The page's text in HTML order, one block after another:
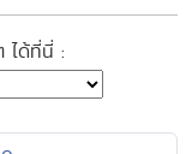
ได้ที่นี่ :